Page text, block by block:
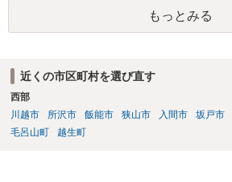
もっとみる
近くの市区町村を選び直す
西部
川越市
所沢市 飯能市 狭山市 入間市 坂戸市
毛呂山町
越生町